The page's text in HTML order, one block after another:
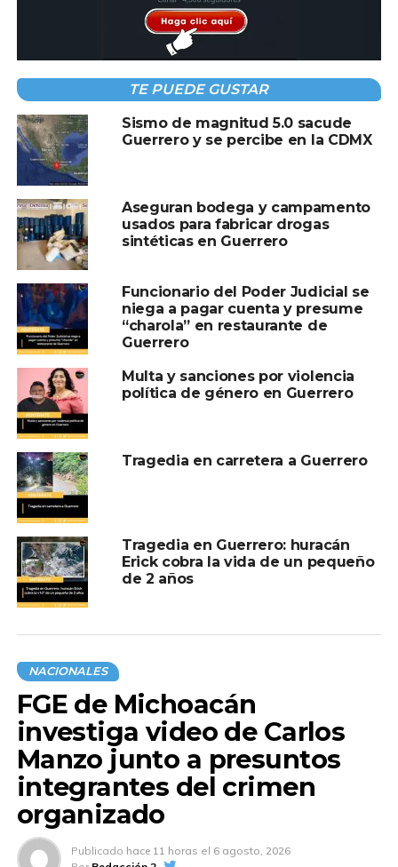
Compartir en:
TEMAS RELACIONADOS:
A CONTINUACIÓN
Mario Delgado reconoce que faltó escuchar
a padres sobre propuesta para adelantar
vacaciones
NO TE PIERDAS
SEP definirá el lunes propuesta final del
calendario escolar 2025-2026
TE PUEDE GUSTAR
Sismo de magnitud 5.0 sacude
Guerrero y se percibe en la CDMX
Aseguran bodega y campamento
usados para fabricar drogas
sintéticas en Guerrero
Funcionario del Poder Judicial se
niega a pagar cuenta y presume
“charola” en restaurante de
Guerrero
Multa y sanciones por violencia
política de género en Guerrero
Tragedia en carretera a Guerrero
Tragedia en Guerrero: huracán
Erick cobra la vida de un pequeño
de 2 años
NACIONALES
FGE de Michoacán
investiga video de Carlos
Manzo junto a presuntos
integrantes del crimen
organizado
Publicado hace 11 horas el 6 agosto, 2026